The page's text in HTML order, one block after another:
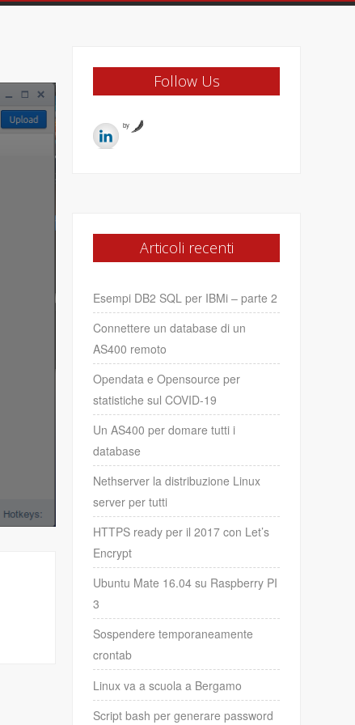
Follow Us
by
Articoli recenti
Esempi DB2 SQL per IBMi – parte 2
Connettere un database di un
AS400 remoto
Opendata e Opensource per
statistiche sul COVID-19
Un AS400 per domare tutti i
database
Nethserver la distribuzione Linux
server per tutti
HTTPS ready per il 2017 con Let’s
Encrypt
Ubuntu Mate 16.04 su Raspberry PI
3
Sospendere temporaneamente
crontab
Linux va a scuola a Bergamo
Script bash per generare password